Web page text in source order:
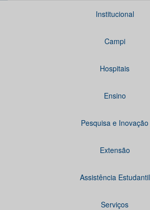
Institucional
Campi
Hospitais
Ensino
Pesquisa e Inovação
Extensão
Assistência Estudantil
Serviços